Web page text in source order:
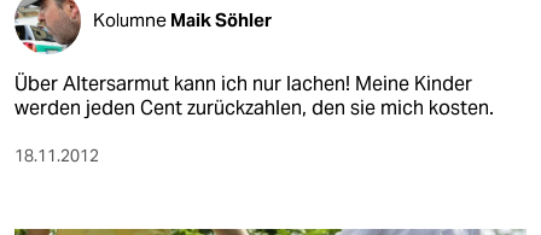
Kolumne Maik Söhler
Über Altersarmut kann ich nur lachen! Meine Kinder
werden jeden Cent zurückzahlen, den sie mich kosten.
18.11.2012